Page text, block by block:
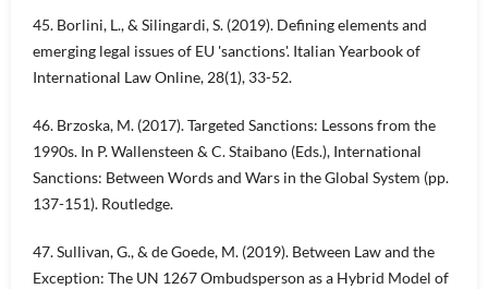
45. Borlini, L., & Silingardi, S. (2019). Defining elements and
emerging legal issues of EU 'sanctions'. Italian Yearbook of
International Law Online, 28(1), 33-52.
46. Brzoska, M. (2017). Targeted Sanctions: Lessons from the
1990s. In P. Wallensteen & C. Staibano (Eds.), International
Sanctions: Between Words and Wars in the Global System (pp.
137-151). Routledge.
47. Sullivan, G., & de Goede, M. (2019). Between Law and the
Exception: The UN 1267 Ombudsperson as a Hybrid Model of